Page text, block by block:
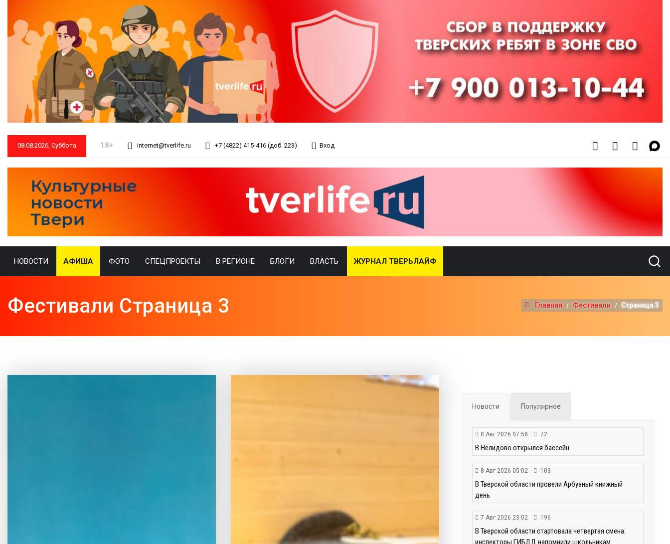
08.08.2026, Суббота 18+ internet@tverlife.ru +7 (4822) 415-416 (доб. 223) Вход
НОВОСТИ АФИША ФОТО СПЕЦПРОЕКТЫ В РЕГИОНЕ БЛОГИ ВЛАСТЬ ЖУРНАЛ ТВЕРЬЛАЙФ
Фестивали Страница 3 Главная Фестивали Страница 3
Новости Популярное
8 Авг 2026 07:58 72
В Нелидово открылся бассейн
8 Авг 2026 05:02 103
В Тверской области провели Арбузный книжный
день
7 Авг 2026 23:02 196
В Тверской области стартовала четвертая смена:
инспекторы ГИБДД напомнили школьникам